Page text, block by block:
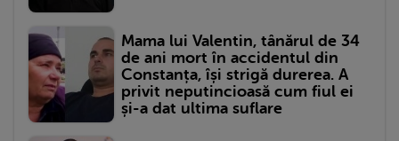
Mama lui Valentin, tânărul de 34
de ani mort în accidentul din
Constanța, își strigă durerea. A
privit neputincioasă cum fiul ei
și-a dat ultima suflare